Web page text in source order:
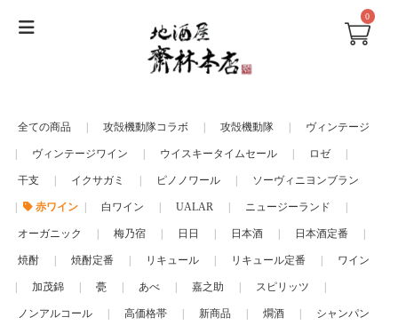
0
全ての商品 攻殻機動隊コラボ 攻殻機動隊 ヴィンテージ
ヴィンテージワイン ウイスキータイムセール ロゼ
干支 イクサガミ ピノノワール ソーヴィニヨンブラン
赤ワイン 白ワイン UALAR ニュージーランド
オーガニック 梅乃宿 日日 日本酒 日本酒定番
焼酎 焼酎定番 リキュール リキュール定番 ワイン
加茂錦 甍 あべ 嘉之助 スピリッツ
ノンアルコール 高価格帯 新商品 燗酒 シャンパン